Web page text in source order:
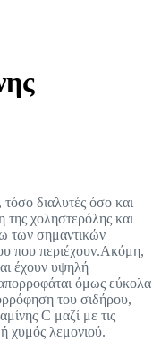
τόσο διαλυτές όσο και
της χοληστερόλης και
των σημαντικών
που περιέχουν.Ακόμη,
έχουν υψηλή
όμως εύκολα
του σιδήρου,
C μαζί με τις
χυμός λεμονιού.